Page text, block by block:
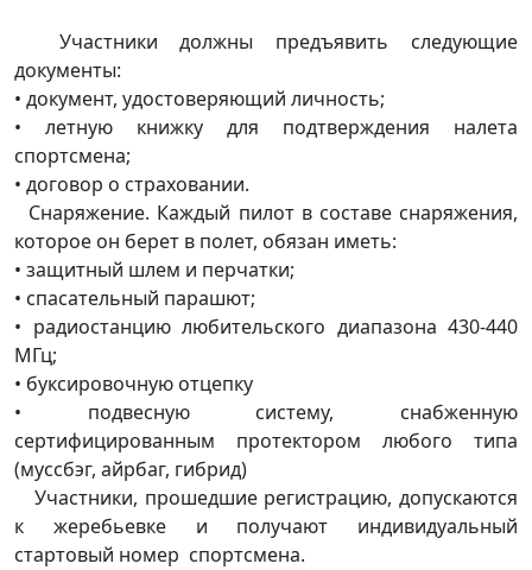
Участники должны предъявить следующие
документы:
• документ, удостоверяющий личность;
• летную книжку для подтверждения налета
спортсмена;
• договор о страховании.
Снаряжение. Каждый пилот в составе снаряжения,
которое он берет в полет, обязан иметь:
• защитный шлем и перчатки;
• спасательный парашют;
• радиостанцию любительского диапазона 430-440
МГц;
• буксировочную отцепку
• подвесную систему, снабженную
сертифицированным протектором любого типа
(муссбэг, айрбаг, гибрид)
Участники, прошедшие регистрацию, допускаются
к жеребьевке и получают индивидуальный
стартовый номер спортсмена.